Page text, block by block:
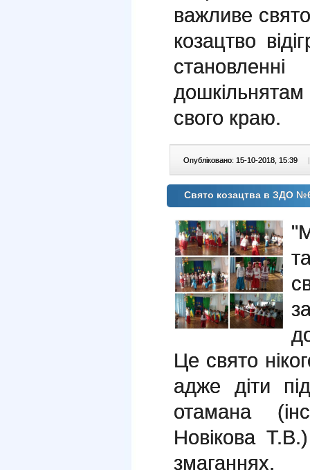
важливе
козацтво
свого краю.
Опубліковано: 15-10-2018, 15:39 |
Свято козацтва в ЗДО
Це свято
адже діти
отамана
Новікова